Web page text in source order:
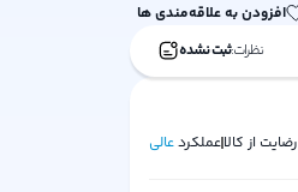
افزودن به علاقه‌مندی ها
نظرات:ثبت نشده
رضایت از کالاعملکردعالی